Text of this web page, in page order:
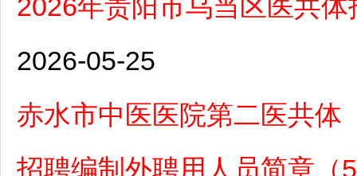
2026年贵阳市乌当区医共
2026-05-25
赤水市中医医院第二医共体
招聘编制外聘用人员简章（